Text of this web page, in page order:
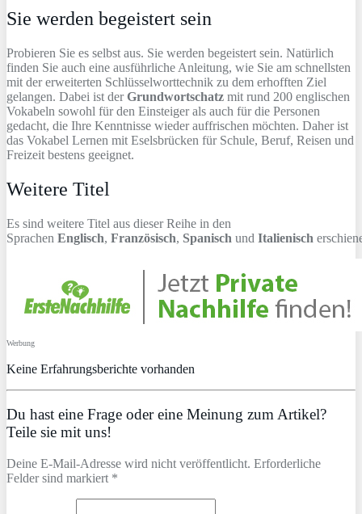
Sie werden begeistert sein
Probieren Sie es selbst aus. Sie werden begeistert sein. Natürlich
finden Sie auch eine ausführliche Anleitung, wie Sie am schnellsten
mit der erweiterten Schlüsselworttechnik zu dem erhofften Ziel
gelangen. Dabei ist derGrundwortschatz mit rund 200 englischen
Vokabeln sowohl für den Einsteiger als auch für die Personen
gedacht, die Ihre Kenntnisse wieder auffrischen möchten. Daher ist
das Vokabel Lernen mit Eselsbrücken für Schule, Beruf, Reisen und
Freizeit bestens geeignet.
Weitere Titel
Es sind weitere Titel aus dieser Reihe in den
Sprachen Englisch, Französisch, Spanisch und Italienisch
Werbung
Keine Erfahrungsberichte vorhanden
Du hast eine Frage oder eine Meinung zum Artikel?
Teile sie mit uns!
Deine E-Mail-Adresse wird nicht veröffentlicht. Erforderliche
Felder sind markiert *